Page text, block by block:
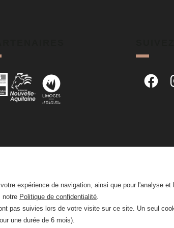
Facebook
expérience de navigation, ainsi que pour l'analyse
notre Politique de confidentialité.
pas suivies lors de votre visite sur ce site. Un seul
une durée de 6 mois).